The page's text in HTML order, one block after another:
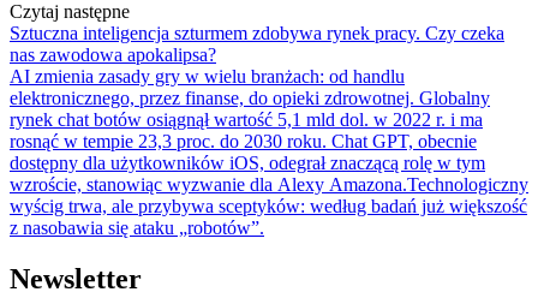
Czytaj następne
Sztuczna inteligencja szturmem zdobywa rynek pracy. Czy czeka
nas zawodowa apokalipsa?
AI zmienia zasady gry w wielu branżach: od handlu
elektronicznego, przez finanse, do opieki zdrowotnej. Globalny
rynek chat botów osiągnął wartość 5,1 mld dol. w 2022 r. i ma
rosnąć w tempie 23,3 proc. do 2030 roku. Chat GPT, obecnie
dostępny dla użytkowników iOS, odegrał znaczącą rolę w tym
wzroście, stanowiąc wyzwanie dla Alexy Amazona.Technologiczny
wyścig trwa, ale przybywa sceptyków: według badań już większość
z nasobawia się ataku „robotów”.
Newsletter